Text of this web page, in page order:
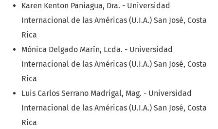
Karen Kenton Paniagua, Dra. - Universidad
Internacional de las Américas (U.I.A.) San José, Costa
Rica
Mónica Delgado Marín, Lcda. - Universidad
Internacional de las Américas (U.I.A.) San José, Costa
Rica
Luis Carlos Serrano Madrigal, Mag. - Universidad
Internacional de las Américas (U.I.A.) San José, Costa
Rica